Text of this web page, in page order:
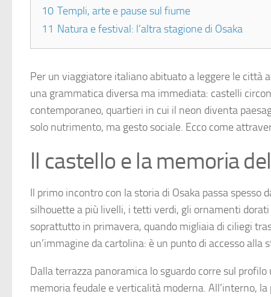
10 Templi, arte e pause sul fiume
11 Natura e festival: l’altra stagione di Osaka
Per un viaggiatore italiano abituato a leggere le città
una grammatica diversa ma immediata: castelli
contemporaneo, quartieri in cui il neon diventa
solo nutrimento, ma gesto sociale. Ecco come
Il castello e la memoria
Il primo incontro con la storia di Osaka passa spesso
silhouette a più livelli, i tetti verdi, gli ornamenti
soprattutto in primavera, quando migliaia di ciliegi
un’immagine da cartolina: è un punto di accesso
Dalla terrazza panoramica lo sguardo corre sul
memoria feudale e verticalità moderna. All’interno,